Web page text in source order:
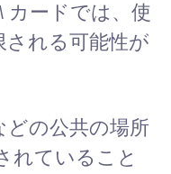
カードでは、使
される可能性が
どの公共の場所
れていること